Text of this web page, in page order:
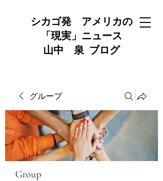
シカゴ発 アメリカの
「現実」ニュース
山中 泉 ブログ
グループ
Group